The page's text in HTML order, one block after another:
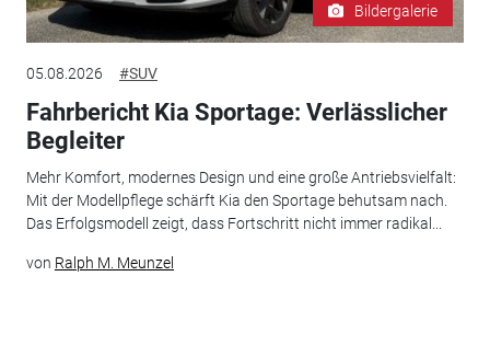
Bildergalerie
05.08.2026 #SUV
Fahrbericht Kia Sportage: Verlässlicher
Begleiter
Mehr Komfort, modernes Design und eine große Antriebsvielfalt:
Mit der Modellpflege schärft Kia den Sportage behutsam nach.
Das Erfolgsmodell zeigt, dass Fortschritt nicht immer radikal...
von Ralph M. Meunzel